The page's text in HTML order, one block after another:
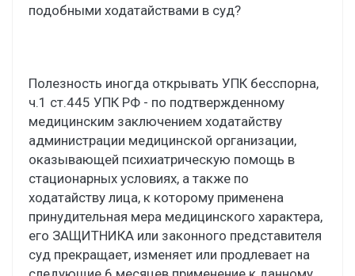
подобными ходатайствами в суд?
Полезность иногда открывать УПК бесспорна,
ч.1 ст.445 УПК РФ - по подтвержденному
медицинским заключением ходатайству
администрации медицинской организации,
оказывающей психиатрическую помощь в
стационарных условиях, а также по
ходатайству лица, к которому применена
принудительная мера медицинского характера,
его ЗАЩИТНИКА или законного представителя
суд прекращает, изменяет или продлевает на